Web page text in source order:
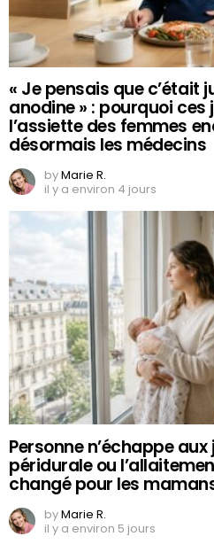
« Je pensais que c’était
anodine » : pourquoi
l’assiette des femmes
désormais les médecins
byMarie R.
il y a environ 4 jours
Personne n’échappe
péridurale ou
changé pour les
byMarie R.
il y a environ 5 jours